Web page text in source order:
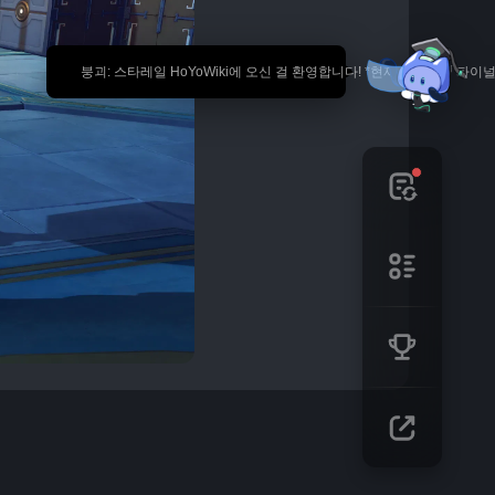
🎉 붕괴: 스타레일 HoYoWiki에 오신 걸 환영합니다! *현재 내용은 「파